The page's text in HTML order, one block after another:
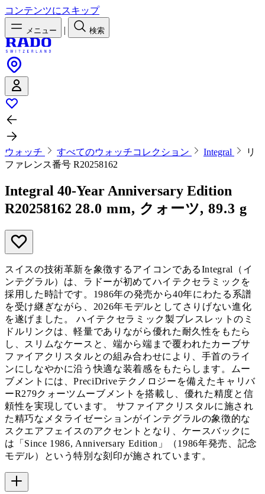
コンテンツにスキップ
メニュー | 検索
ウォッチ すべてのウォッチコレクション Integral
リ
ファレンス番号 R20258162
Integral 40-Year Anniversary Edition
R20258162 28.0 mm, クォーツ, 89.3 g
スイスの技術革新を象徴するアイコンであるIntegral（イ
ンテグラル）は、ラドーが初めてハイテクセラミックを
採用した時計です。1986年の発売から40年にわたる系譜
を受け継ぎながら、2026年モデルとしてさりげない進化
を遂げました。 ハイテクセラミック製ブレスレットのミ
ドルリンクは、軽量でありながら優れた耐久性をもたら
し、スリムなケースと、端から端まで覆われたカーブサ
ファイアクリスタルとの組み合わせにより、手首のライ
ンにしなやかに沿う快適な装着感をもたらします。ムー
ブメントには、PreciDriveテクノロジーを備えたキャリバ
ーR279クォーツムーブメントを搭載し、優れた精度と信
頼性を実現しています。 サファイアクリスタルに施され
た精巧なメタライゼーションがインテグラルの象徴的な
スクエアフェイスのアクセントとなり、ケースバックに
は「Since 1986, Anniversary Edition」（1986年発売、記念
モデル）という特別な刻印が施されています。